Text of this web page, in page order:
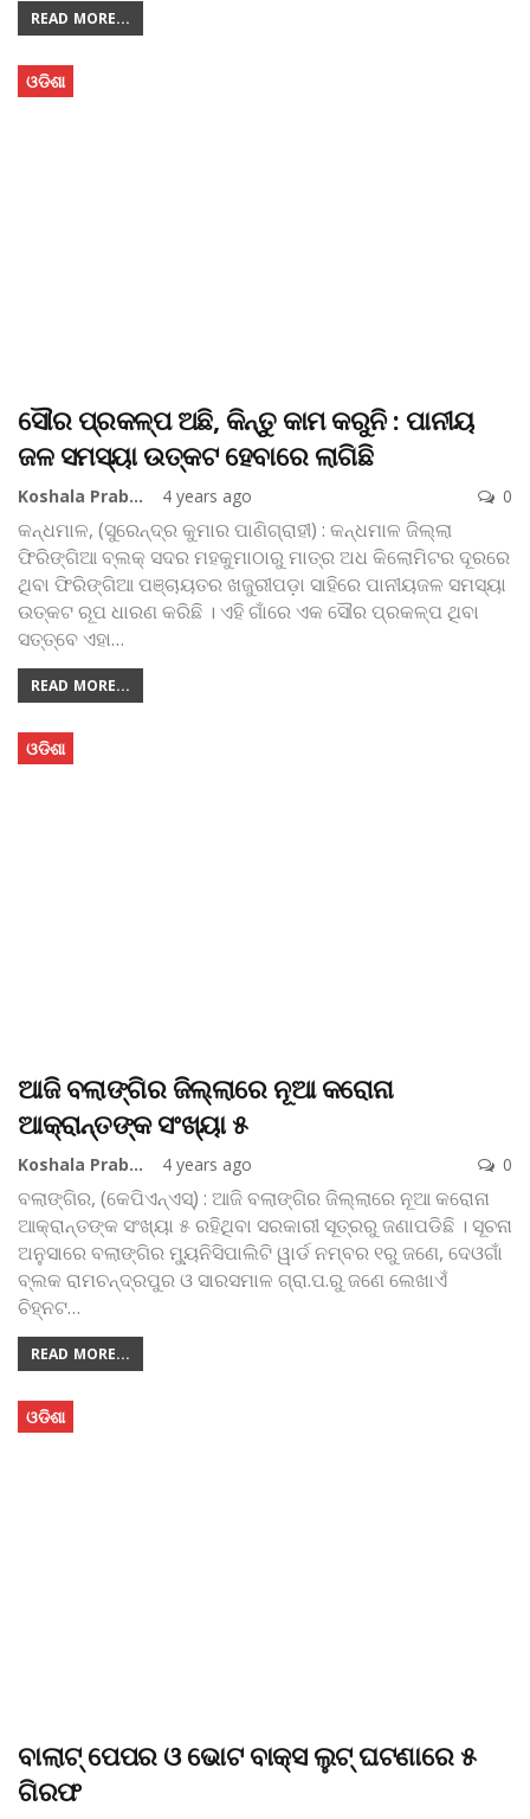
READ MORE...
ଓଡିଶା
ସୌର ପ୍ରକଳ୍ପ ଅଛି, କିନ୍ତୁ କାମ କରୁନି : ପାନୀୟ
ଜଳ ସମସ୍ୟା ଉତ୍କଟ ହେବାରେ ଲାଗିଛି
Koshala Prabaha 4 years ago 0
କନ୍ଧମାଳ, (ସୁରେନ୍ଦ୍ର କୁମାର ପାଣିଗ୍ରାହୀ) : କନ୍ଧମାଳ ଜିଲ୍ଲା
ଫିରିଙ୍ଗିଆ ବ୍ଲକ୍‌ ସଦର ମହକୁମାଠାରୁ ମାତ୍ର ଅଧ କିଲୋମିଟର ଦୂରରେ
ଥିବା ଫିରିଙ୍ଗିଆ ପଞ୍ଚାୟତର ଖଜୁରୀପଡ଼ା ସାହିରେ ପାନୀୟଜଳ ସମସ୍ୟା
ଉତ୍କଟ ରୂପ ଧାରଣ କରିଛି । ଏହି ଗାଁରେ ଏକ ସୌର ପ୍ରକଳ୍ପ ଥିବା
ସତ୍ତ୍ବେ ଏହା…
READ MORE...
ଓଡିଶା
ଆଜି ବଲାଙ୍ଗିର ଜିଲ୍ଲାରେ ନୂଆ କରୋନା
ଆକ୍ରାନ୍ତଙ୍କ ସଂଖ୍ୟା ୫
Koshala Prabaha 4 years ago 0
ବଲାଙ୍ଗିର, (କେପିଏନ୍‌ଏସ୍‌) : ଆଜି ବଲାଙ୍ଗିର ଜିଲ୍ଲାରେ ନୂଆ କରୋନା
ଆକ୍ରାନ୍ତଙ୍କ ସଂଖ୍ୟା ୫ ରହିଥିବା ସରକାରୀ ସୂତ୍ରରୁ ଜଣାପଡିଛି । ସୂଚନା
ଅନୁସାରେ ବଲାଙ୍ଗିର ମ୍ୟୁନିସିପାଲିଟି ୱାର୍ଡ ନମ୍ବର ୧ରୁ ଜଣେ, ଦେଓଗାଁ
ବ୍ଲକ ରାମଚନ୍ଦ୍ରପୁର ଓ ସାରସମାଳ ଗ୍ରା.ପ.ରୁ ଜଣେ ଲେଖାଏଁ
ଚିହ୍ନଟ…
READ MORE...
ଓଡିଶା
ବାଲାଟ୍ ପେପର ଓ ଭୋଟ ବାକ୍ସ ଲୁଟ୍ ଘଟଣାରେ ୫
ଗିରଫ